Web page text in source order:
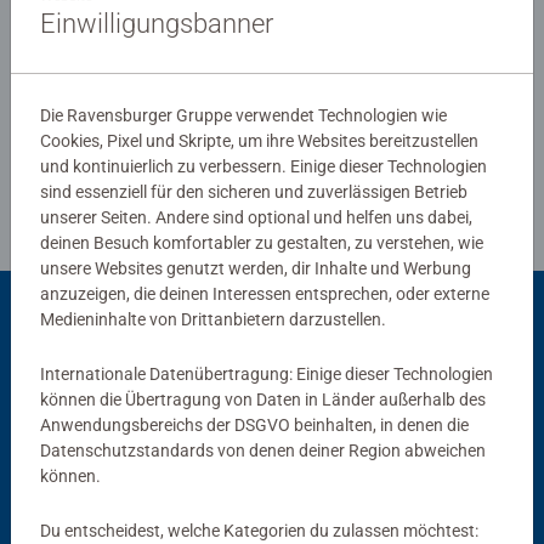
Ravensburg hergestellt werden. Jahrzehntelange
Erfahrung in der Puzzleproduktion, den hohen
Qualitätsanspruch an Material, Motiv und Design lassen
die Herzen der Puzzler höherschlagen und erleben, wie
eins zum andern passt. Das ist die Ravensburger
Leidenschaft für Qualität.
Verfasse eine Bewertung
Richtlinien für Bewertungen
Passend dazu
Einwilligungsbanner
Die Ravensburger Gruppe verwendet Technologien wie
Cookies, Pixel und Skripte, um ihre Websites bereitzustellen
und kontinuierlich zu verbessern. Einige dieser Technologien
sind essenziell für den sicheren und zuverlässigen Betrieb
unserer Seiten. Andere sind optional und helfen uns dabei,
deinen Besuch komfortabler zu gestalten, zu verstehen, wie
unsere Websites genutzt werden, dir Inhalte und Werbung
anzuzeigen, die deinen Interessen entsprechen, oder externe
Medieninhalte von Drittanbietern darzustellen.
Internationale Datenübertragung: Einige dieser Technologien
können die Übertragung von Daten in Länder außerhalb des
Anwendungsbereichs der DSGVO beinhalten, in denen die
Datenschutzstandards von denen deiner Region abweichen
können.
Du entscheidest, welche Kategorien du zulassen möchtest: